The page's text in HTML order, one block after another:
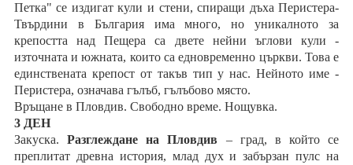
Петка" се издигат кули и стени, спиращи дъха Перистера-
Твърдини в България има много, но уникалното за
крепостта над Пещера са двете нейни ъглови кули -
източната и южната, които са едновременно църкви. Това е
единствената крепост от такъв тип у нас. Нейното име -
Перистера, означава гълъб, гълъбово място.
Връщане в Пловдив. Свободно време. Нощувка.
3 ДЕН
Закуска.Разглеждане на Пловдив – град, в който се
преплитат древна история, млад дух и забързан пулс на